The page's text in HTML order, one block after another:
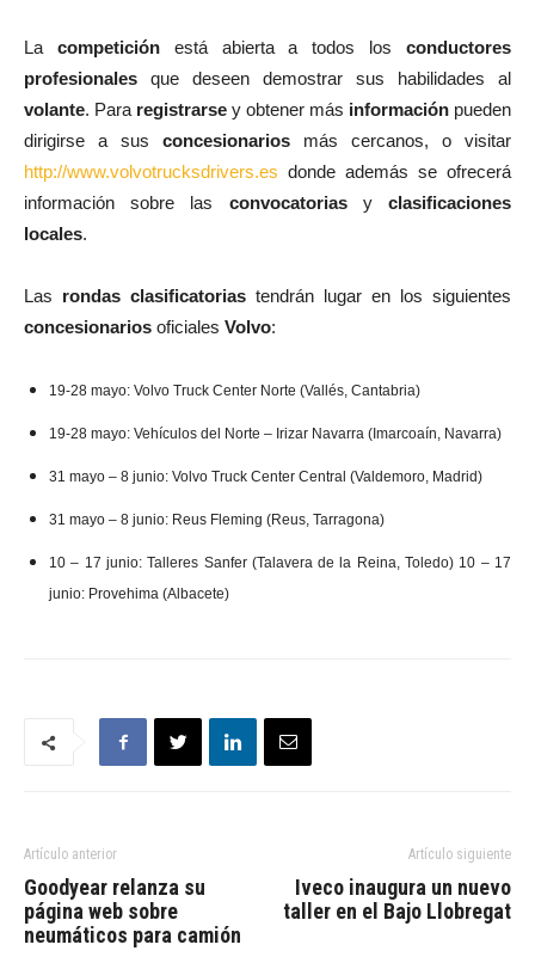
La competición está abierta a todos losconductores
profesionales que deseen demostrar sus habilidades al
volante. Para registrarse y obtener más información pueden
dirigirse a sus concesionarios más cercanos, o visitar
http://www.volvotrucksdrivers.es donde además se ofrecerá
información sobre las convocatorias yclasificaciones
locales.
Las rondas clasificatorias tendrán lugar en los siguientes
concesionarios oficiales Volvo:
19-28 mayo: Volvo Truck Center Norte (Vallés, Cantabria)
19-28 mayo: Vehículos del Norte – Irizar Navarra (Imarcoaín, Navarra)
31 mayo – 8 junio: Volvo Truck Center Central (Valdemoro, Madrid)
31 mayo – 8 junio: Reus Fleming (Reus, Tarragona)
10 – 17 junio: Talleres Sanfer (Talavera de la Reina, Toledo) 10 – 17
junio: Provehima (Albacete)
Artículo anterior
Goodyear relanza su
página web sobre
neumáticos para camión
Artículo siguiente
Iveco inaugura un nuevo
taller en el Bajo Llobregat